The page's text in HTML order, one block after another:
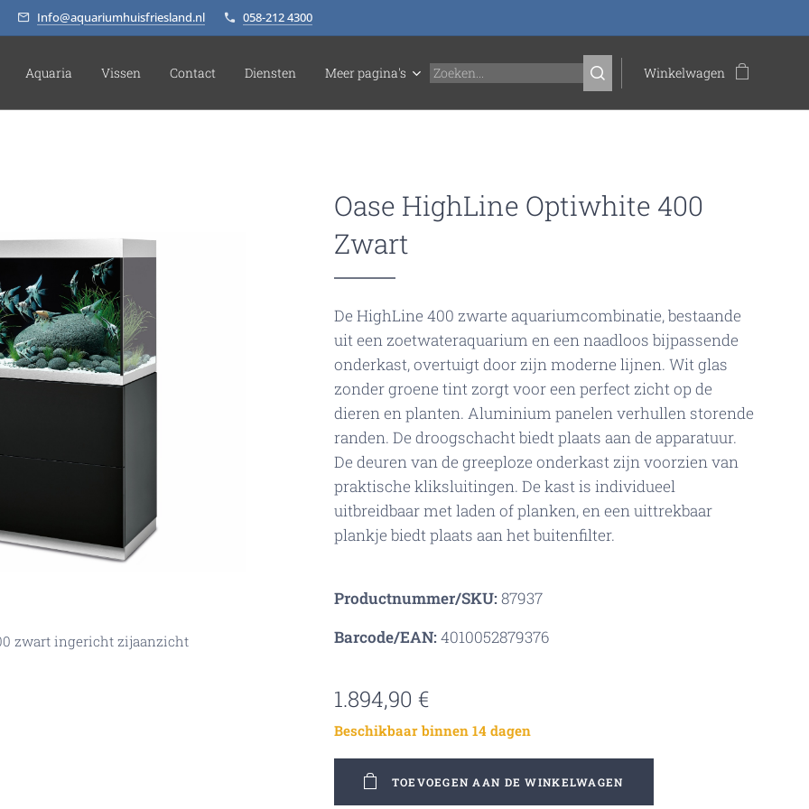
Info@aquariumhuisfriesland.nl 058-212 4300
Aquaria Vissen Contact Diensten Meer pagina's Winkelwagen
Oase HighLine Optiwhite 400
Zwart
zwart ingericht zijaanzicht
zwart ingericht vooraanzicht
400 zwart zijaanzicht
400 zwart vooraanzicht
De HighLine 400 zwarte aquariumcombinatie, bestaande
uit een zoetwateraquarium en een naadloos bijpassende
onderkast, overtuigt door zijn moderne lijnen. Wit glas
zonder groene tint zorgt voor een perfect zicht op de
dieren en planten. Aluminium panelen verhullen storende
randen. De droogschacht biedt plaats aan de apparatuur.
De deuren van de greeploze onderkast zijn voorzien van
praktische kliksluitingen. De kast is individueel
uitbreidbaar met laden of planken, en een uittrekbaar
plankje biedt plaats aan het buitenfilter.
Productnummer/SKU:87937
Barcode/EAN:4010052879376
1.894,90 €
Beschikbaar binnen 14 dagen
TOEVOEGEN AAN DE WINKELWAGEN